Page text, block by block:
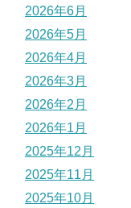
2026年6月
2026年5月
2026年4月
2026年3月
2026年2月
2026年1月
2025年12月
2025年11月
2025年10月